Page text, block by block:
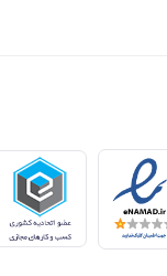
دسترسی به ابزارهای کارآمد
از مشاوره پیش از خرید تا
کاربران خانگی است.
برای هر نیازی
گسترده از برترین برندهای